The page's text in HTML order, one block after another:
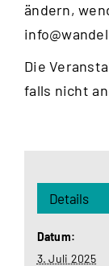
ändern,
Die
falls nicht
Details
Datum:
3. Juli 2025